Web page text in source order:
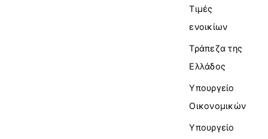
Τιμές
ενοικίων
Τράπεζα της
Ελλάδος
Υπουργείο
Οικονομικών
Υπουργείο